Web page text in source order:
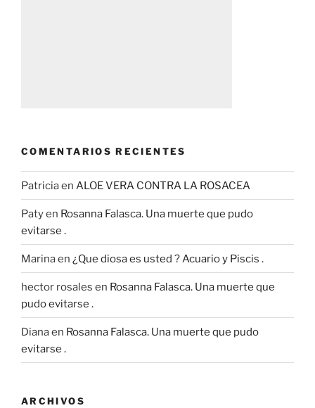
COMENTARIOS RECIENTES
Patriciaen ALOE VERA CONTRA LA ROSACEA
Patyen Rosanna Falasca. Una muerte que pudo
evitarse .
Marinaen ¿Que diosa es usted ? Acuario y Piscis .
hector rosales en Rosanna Falasca. Una muerte que
pudo evitarse .
Dianaen Rosanna Falasca. Una muerte que pudo
evitarse .
ARCHIVOS